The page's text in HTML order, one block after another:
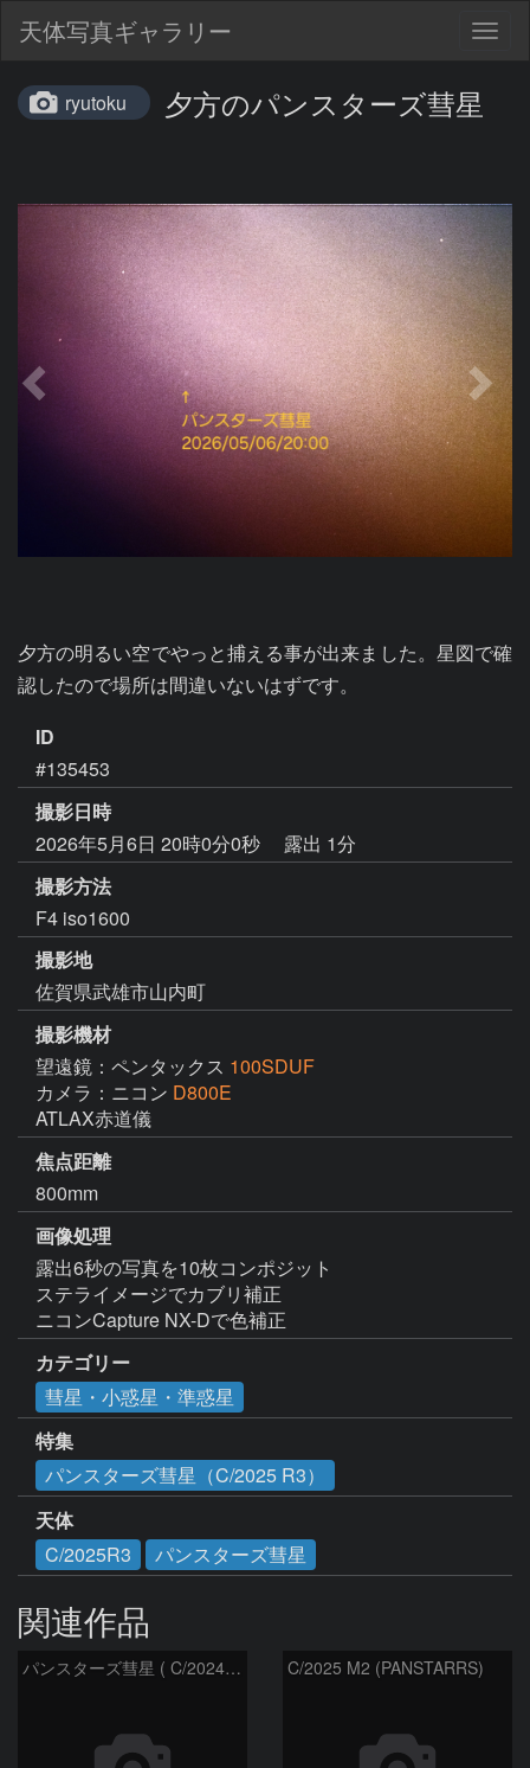
天体写真ギャラリー
ryutoku 夕方のパンスターズ彗星
夕方の明るい空でやっと捕える事が出来ました。星図で確
認したので場所は間違いないはずです。
ID
#135453
撮影日時
2026年5月6日 20時0分0秒
露出 1分
撮影方法
F4 iso1600
撮影地
佐賀県武雄市山内町
撮影機材
望遠鏡：ペンタックス 100SDUF
カメラ：ニコン D800E
ATLAX赤道儀
焦点距離
800mm
画像処理
露出6秒の写真を10枚コンポジット
ステライメージでカブリ補正
ニコンCapture NX-Dで色補正
カテゴリー
彗星・小惑星・準惑星
特集
パンスターズ彗星（C/2025 R3）
天体
C/2025R3
パンスターズ彗星
関連作品
パンスターズ彗星 ( C/2024R4 )：2026/07/27 C/2025 M2 (PANSTARRS)